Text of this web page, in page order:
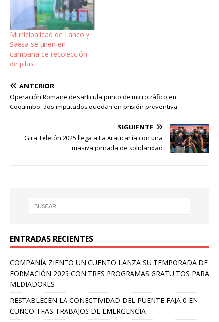
Municipalidad de Lanco y
Saesa se unen en
campaña de recolección
de pilas
ANTERIOR
Operación Romané desarticula punto de microtráfico en
Coquimbo: dos imputados quedan en prisión preventiva
SIGUIENTE
Gira Teletón 2025 llega a La Araucanía con una
masiva jornada de solidaridad
ENTRADAS RECIENTES
COMPAÑÍA ZIENTO UN CUENTO LANZA SU TEMPORADA DE
FORMACIÓN 2026 CON TRES PROGRAMAS GRATUITOS PARA
MEDIADORES
RESTABLECEN LA CONECTIVIDAD DEL PUENTE FAJA 0 EN
CUNCO TRAS TRABAJOS DE EMERGENCIA